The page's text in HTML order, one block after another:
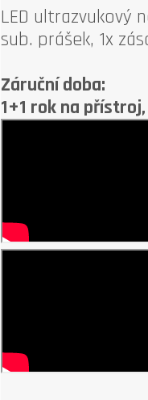
LED ultrazvukový
sub. prášek, 1x
Záruční doba:
1+1 rok na